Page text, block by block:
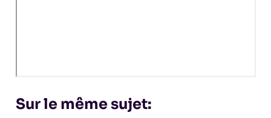
Sur le même sujet: